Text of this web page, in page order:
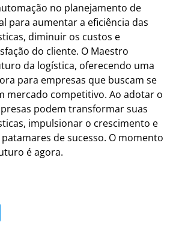
no planejamento de
para aumentar a eficiência das
diminuir os custos e
do cliente. O Maestro
da logística, oferecendo uma
para empresas que buscam se
mercado competitivo. Ao adotar o
podem transformar suas
impulsionar o crescimento e
de sucesso. O momento
é agora.